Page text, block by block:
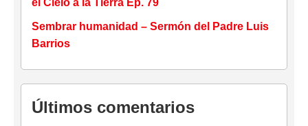
el Cielo a la Tierra Ep. 79
Sembrar humanidad – Sermón del Padre Luis
Barrios
Últimos comentarios